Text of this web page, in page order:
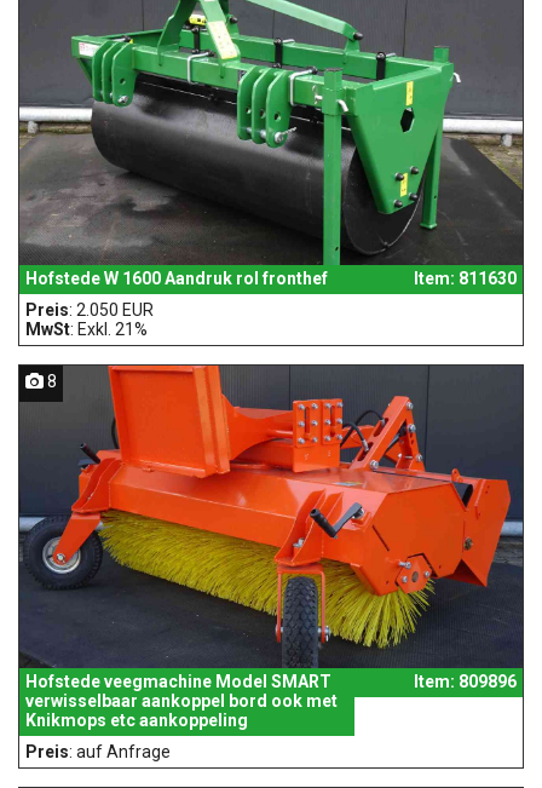
Hofstede W 1600 Aandruk rol fronthef
Item: 811630
Preis: 2.050 EUR
MwSt: Exkl. 21%
8
Hofstede veegmachine Model SMART
verwisselbaar aankoppel bord ook met
Knikmops etc aankoppeling
Item: 809896
Preis: auf Anfrage